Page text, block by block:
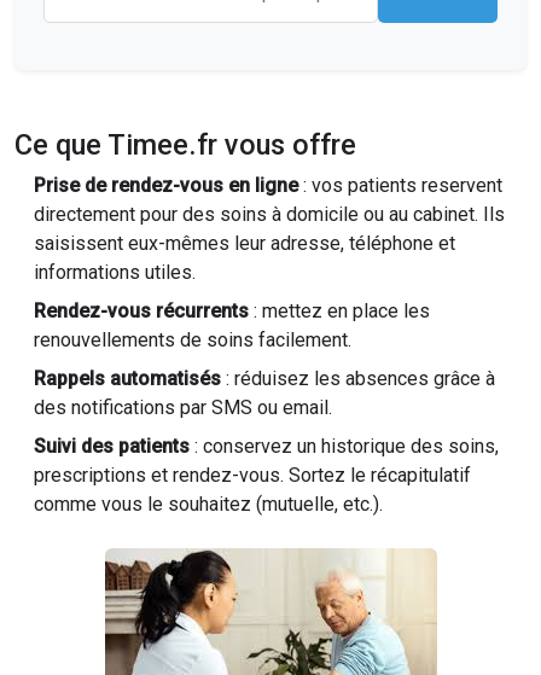
Ce que Timee.fr vous offre
Prise de rendez-vous en ligne: vos patients reservent
directement pour des soins à domicile ou au cabinet. Ils
saisissent eux-mêmes leur adresse, téléphone et
informations utiles.
Rendez-vous récurrents : mettez en place les
renouvellements de soins facilement.
Rappels automatisés : réduisez les absences grâce à
des notifications par SMS ou email.
Suivi des patients : conservez un historique des soins,
prescriptions et rendez-vous. Sortez le récapitulatif
comme vous le souhaitez (mutuelle, etc.).